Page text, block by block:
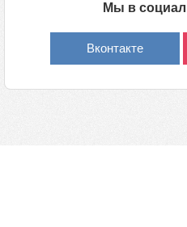
Мы в
Вконтакте